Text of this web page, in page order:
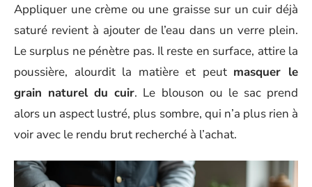
Appliquer une crème ou une graisse sur un cuir déjà
saturé revient à ajouter de l’eau dans un verre plein.
Le surplus ne pénètre pas. Il reste en surface, attire la
poussière, alourdit la matière et peut masquer le
grain naturel du cuir. Le blouson ou le sac prend
alors un aspect lustré, plus sombre, qui n’a plus rien à
voir avec le rendu brut recherché à l’achat.